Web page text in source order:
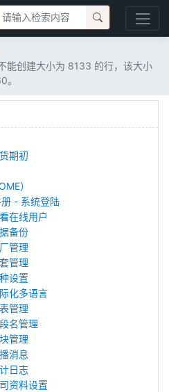
能创建大小为 8133 的行，该大小
。
期初
）
册 - 系统登陆
在线用户
备份
管理
管理
设置
化多语言
管理
名管理
管理
消息
日志
资料设置